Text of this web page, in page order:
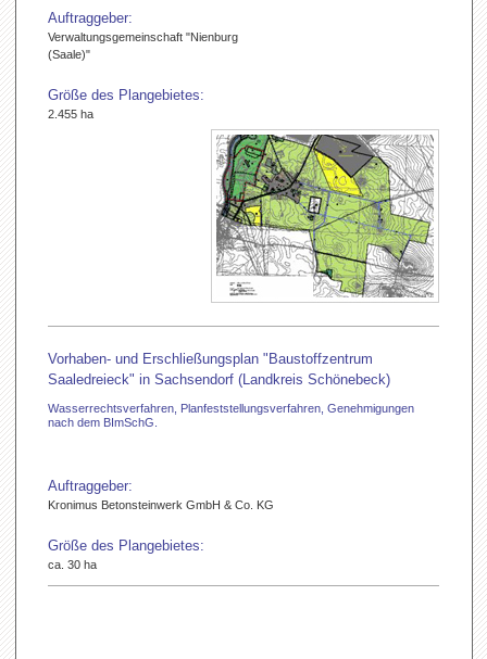
Auftraggeber:
Verwaltungsgemeinschaft "Nienburg
(Saale)"
Größe des Plangebietes:
2.455 ha
Vorhaben- und Erschließungsplan "Baustoffzentrum
Saaledreieck" in Sachsendorf (Landkreis Schönebeck)
Wasserrechtsverfahren, Planfeststellungsverfahren, Genehmigungen
nach dem BImSchG.
Auftraggeber:
Kronimus Betonsteinwerk GmbH & Co. KG
Größe des Plangebietes:
ca. 30 ha